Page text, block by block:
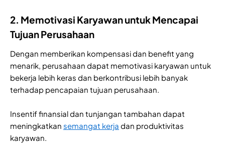
2. Memotivasi Karyawan untuk Mencapai
Tujuan Perusahaan
Dengan memberikan kompensasi dan benefit yang
menarik, perusahaan dapat memotivasi karyawan untuk
bekerja lebih keras dan berkontribusi lebih banyak
terhadap pencapaian tujuan perusahaan.
Insentif finansial dan tunjangan tambahan dapat
meningkatkan semangat kerja dan produktivitas
karyawan.